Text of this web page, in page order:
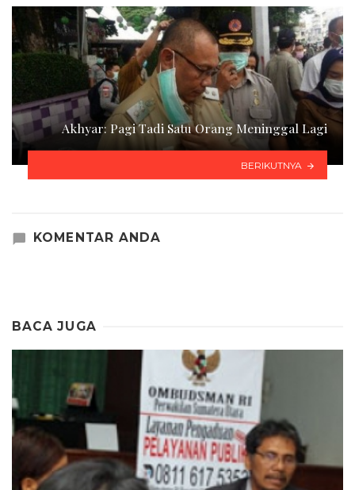
Akhyar: Pagi Tadi Satu Orang Meninggal Lagi
BERIKUTNYA
KOMENTAR ANDA
BACA JUGA